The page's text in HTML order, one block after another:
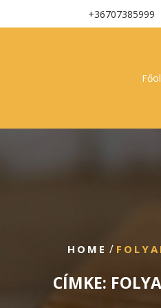
+36707385999
HOME /
CÍMKE: